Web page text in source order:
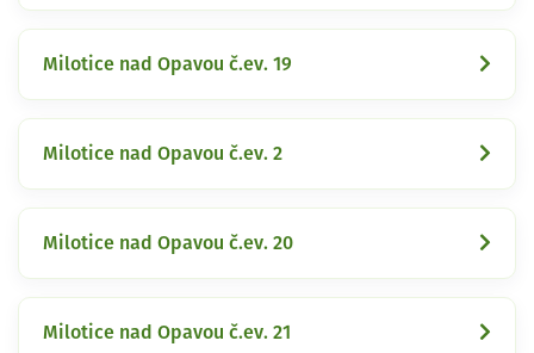
Milotice nad Opavou č.ev. 19
Milotice nad Opavou č.ev. 2
Milotice nad Opavou č.ev. 20
Milotice nad Opavou č.ev. 21